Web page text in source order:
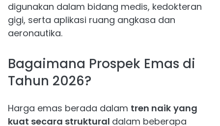
digunakan dalam bidang medis, kedokteran
gigi, serta aplikasi ruang angkasa dan
aeronautika.
Bagaimana Prospek Emas di
Tahun 2026?
Harga emas berada dalam tren naik yang
kuat secara struktural dalam beberapa